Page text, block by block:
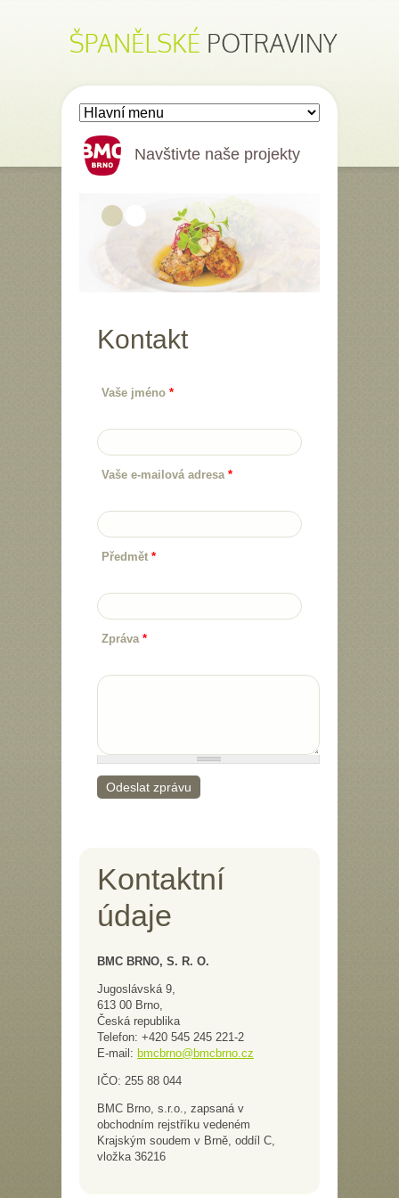
Navštivte naše projekty
Kontakt
Vaše jméno *
Vaše e-mailová adresa *
Předmět *
Zpráva *
Kontaktní
údaje
BMC BRNO, S. R. O.
Jugoslávská 9,
613 00 Brno,
Česká republika
Telefon: +420 545 245 221-2
E-mail: bmcbrno@bmcbrno.cz
IČO: 255 88 044
BMC Brno, s.r.o., zapsaná v
obchodním rejstříku vedeném
Krajským soudem v Brně, oddíl C,
vložka 36216